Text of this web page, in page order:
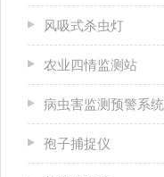
风吸式杀虫灯
农业四情监测站
病虫害监测预警系统
孢子捕捉仪